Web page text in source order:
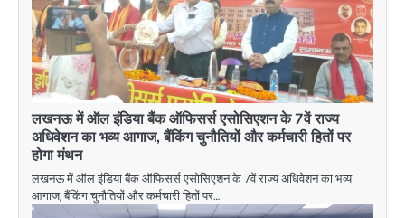
लखनऊ में ऑल इंडिया बैंक ऑफिसर्स एसोसिएशन के 7वें राज्य
अधिवेशन का भव्य आगाज, बैंकिंग चुनौतियों और कर्मचारी हितों पर
होगा मंथन
लखनऊ में ऑल इंडिया बैंक ऑफिसर्स एसोसिएशन के 7वें राज्य अधिवेशन का भव्य
आगाज, बैंकिंग चुनौतियों और कर्मचारी हितों पर…